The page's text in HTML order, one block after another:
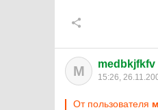
M medbkjfkfv
15:26,
От пользователя